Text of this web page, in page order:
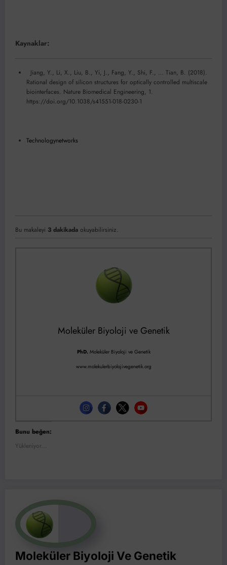
Kaynaklar:
Jiang, Y., Li, X., Liu, B., Yi, J., Fang, Y., Shi, F., … Tian, B. (2018).
Rational design of silicon structures for optically controlled multiscale
biointerfaces. Nature Biomedical Engineering, 1.
https://doi.org/10.1038/s41551-018-0230-1
Technologynetworks
Bu makaleyi 3 dakikada okuyabilirsiniz.
Moleküler Biyoloji ve Genetik
PhD. Moleküler Biyoloji ve Genetik
www.molekulerbiyolojivegenetik.org
Bunu beğen:
Yükleniyor...
Moleküler Biyoloji Ve Genetik